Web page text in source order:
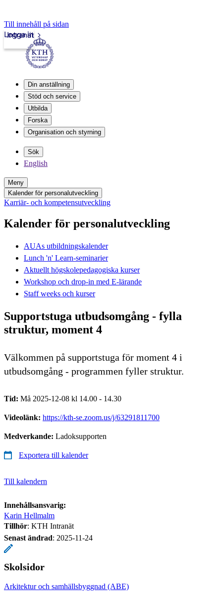
Till innehåll på sidan
Intranät
Logga in
Din anställning
Stöd och service
Utbilda
Forska
Organisation och styrning
Sök
English
Meny
Kalender för personalutveckling
Karriär- och kompetensutveckling
Kalender för personalutveckling
AUAs utbildningskalender
Lunch 'n' Learn-seminarier
Aktuellt högskolepedagogiska kurser
Workshop och drop-in med E-lärande
Staff weeks och kurser
Supportstuga utbudsomgång - fylla
struktur, moment 4
Välkommen på supportstuga för moment 4 i
utbudsomgång - programmen fyller struktur.
Tid: Må 2025-12-08 kl 14.00 - 14.30
Videolänk: https://kth-se.zoom.us/j/63291811700
Medverkande: Ladoksupporten
Exportera till kalender
Till kalendern
Innehållsansvarig:
Karin Hellmalm
Tillhör: KTH Intranät
Senast ändrad: 2025-11-24
Skolsidor
Arkitektur och samhällsbyggnad (ABE)